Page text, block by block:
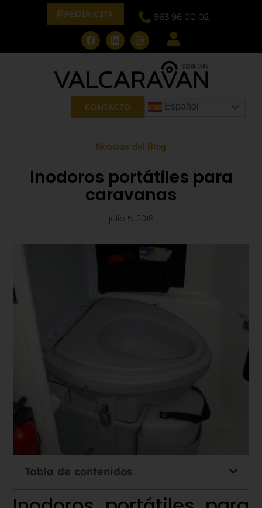
PEDIR CITA 963 96 00 02
CONTACTO Español
Noticias del Blog
Inodoros portátiles para
caravanas
julio 5, 2018
Tabla de contenidos